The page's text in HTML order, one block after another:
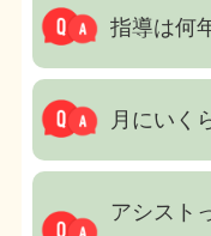
指導は何
月にいく
アシスト